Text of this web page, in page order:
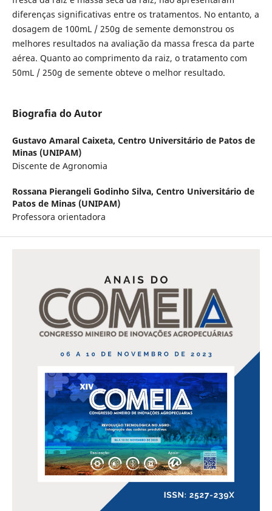
diferenças significativas entre os tratamentos. No entanto, a
dosagem de 100mL / 250g de semente demonstrou os
melhores resultados na avaliação da massa fresca da parte
aérea. Quanto ao comprimento da raiz, o tratamento com
50mL / 250g de semente obteve o melhor resultado.
Biografia do Autor
Gustavo Amaral Caixeta, Centro Universitário de Patos de
Minas (UNIPAM)
Discente de Agronomia
Rossana Pierangeli Godinho Silva, Centro Universitário de
Patos de Minas (UNIPAM)
Professora orientadora